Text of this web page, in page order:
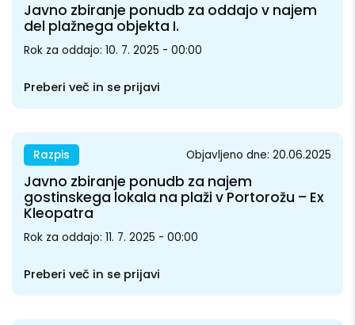
Javno zbiranje ponudb za oddajo v najem
del plažnega objekta I.
Rok za oddajo: 10. 7. 2025 - 00:00
Preberi več in se prijavi
Razpis Objavljeno dne: 20.06.2025
Javno zbiranje ponudb za najem
gostinskega lokala na plaži v Portorožu – Ex
Kleopatra
Rok za oddajo: 11. 7. 2025 - 00:00
Preberi več in se prijavi